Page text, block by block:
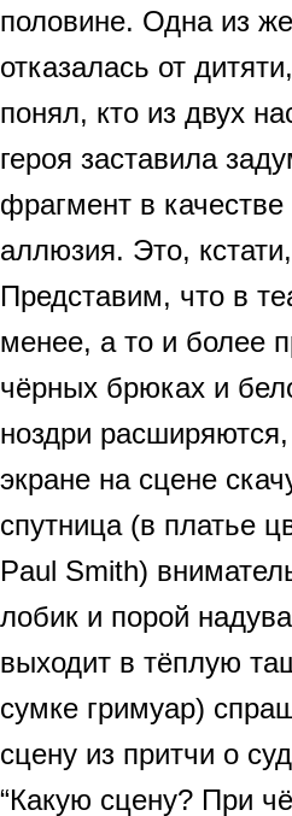
половине. Одна из
отказалась от
понял, кто из двух
героя заставила
фрагмент в
аллюзия. Это,
Представим, что в
менее, а то и более
чёрных брюках и
ноздри
экране на сцене
спутница (в платье
Paul Smith)
лобик и порой
выходит в тёплую
сумке гримуар)
сцену из притчи о
“Какую сцену? При